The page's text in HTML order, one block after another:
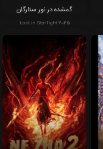
گمشده در نور ستارگان
Lost in Starlight 2025